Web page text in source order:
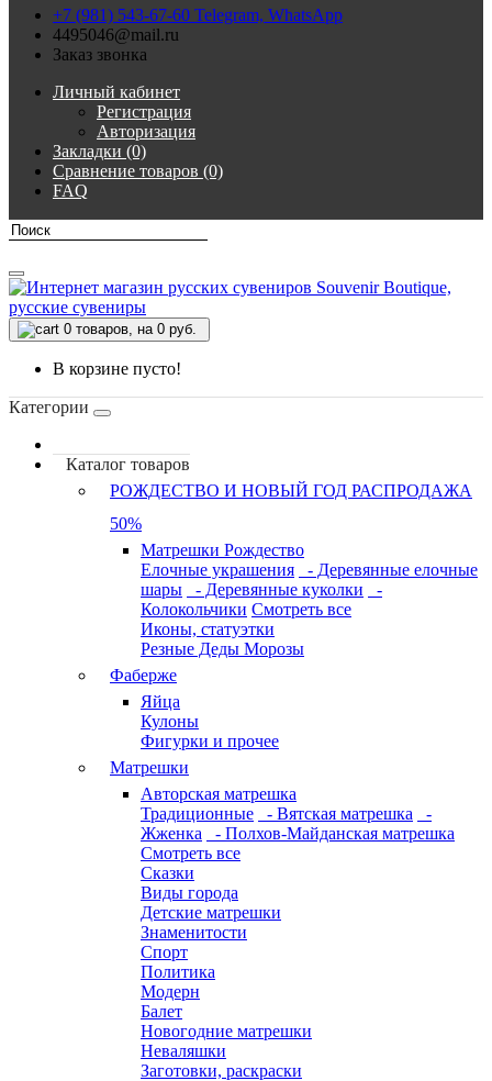
+7 (981) 543-67-60 Telegram, WhatsApp
4495046@mail.ru
Заказ звонка
Личный кабинет
Регистрация
Авторизация
Закладки (0)
Сравнение товаров (0)
FAQ
0 товаров, на 0 руб.
В корзине пусто!
Категории
Каталог товаров
РОЖДЕСТВО И НОВЫЙ ГОД РАСПРОДАЖА
50%
Матрешки Рождество
Елочные украшения
- Деревянные елочные
шары
- Деревянные куколки
-
Колокольчики Смотреть все
Иконы, статуэтки
Резные Деды Морозы
Фаберже
Яйца
Кулоны
Фигурки и прочее
Матрешки
Авторская матрешка
Традиционные
- Вятская матрешка
-
Жженка
- Полхов-Майданская матрешка
Смотреть все
Сказки
Виды города
Детские матрешки
Знаменитости
Спорт
Политика
Модерн
Балет
Новогодние матрешки
Неваляшки
Заготовки, раскраски